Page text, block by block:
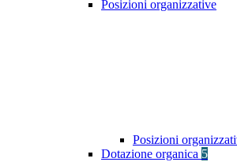
Posizioni organizzative
Posizioni
Dotazione organica 5